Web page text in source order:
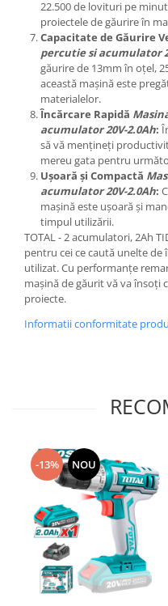
22.500 de lovituri pe
proiectele de găurire în
Capacitate de Găurire
percutie si acumulator
găurire de 13mm în oțel,
această mașină este
materialelor.
Încărcare Rapidă
acumulator 20V-2.0Ah:
să vă mențineți
mereu gata pentru
Ușoară și Compactă
acumulator 20V-2.0Ah:
mașină este ușoară și
timpul utilizării.
TOTAL - 2 acumulatori, 2Ah
pentru cei ce caută unelte
utilizat. Cu performanțe
mașină de găurit vă va însoți
proiecte.
Informatii conformitate
-13% NOU